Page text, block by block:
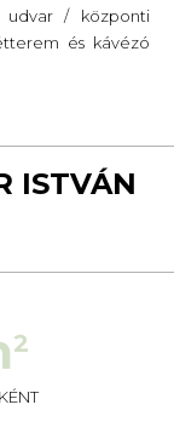
udvar / központi
és kávézó
ISTVÁN
2